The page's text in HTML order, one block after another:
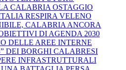
CALABRIA OSTAGGIO
RESPIRA VELENO
CALABRIA ANCORA
DI AGENDA 2030
DELLE AREE INTERNE
DEI BORGHI CALABRESI
INFRASTRUTTURALI